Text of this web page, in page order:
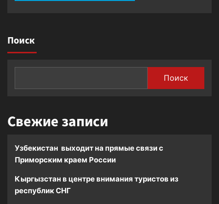
Поиск
Поиск
Свежие записи
Узбекистан выходит на прямые связи с
Приморским краем России
Кыргызстан в центре внимания туристов из
республик СНГ